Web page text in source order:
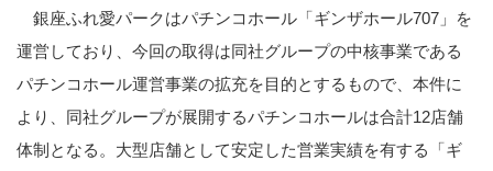
銀座ふれ愛パークはパチンコホール「ギンザホール707」を
運営しており、今回の取得は同社グループの中核事業である
パチンコホール運営事業の拡充を目的とするもので、本件に
より、同社グループが展開するパチンコホールは合計12店舗
体制となる。大型店舗として安定した営業実績を有する「ギ